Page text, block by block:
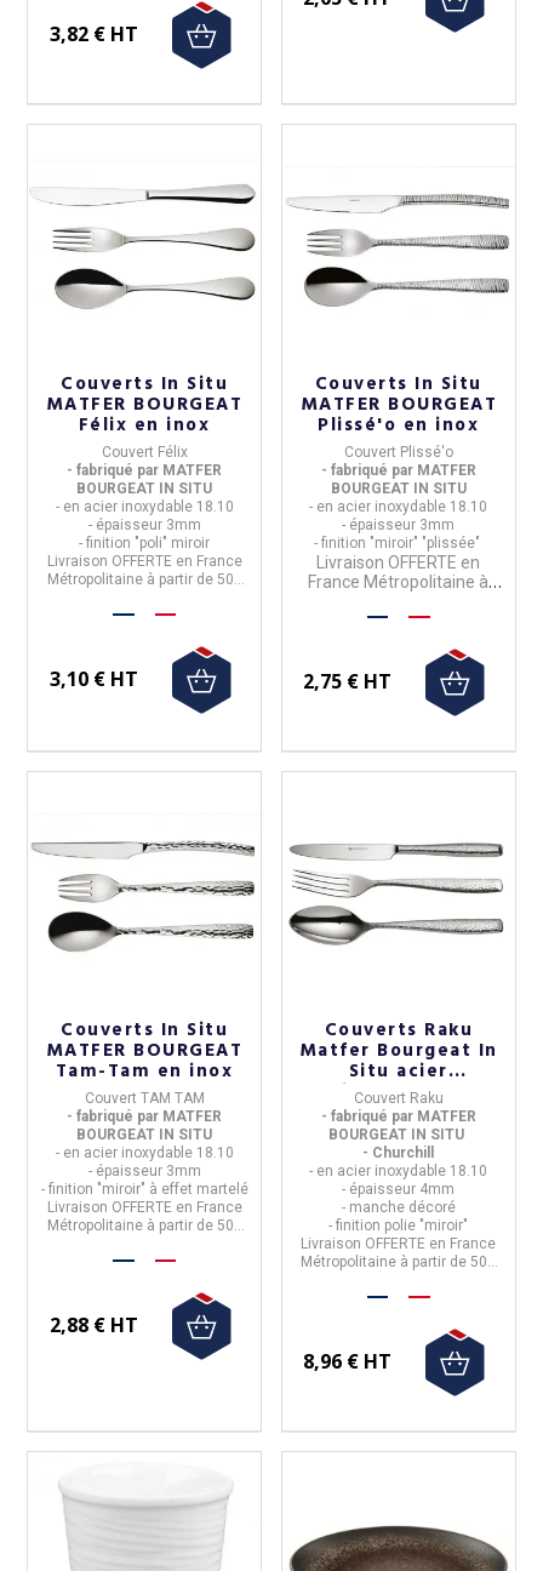
3,82 € HT
Couverts In Situ
MATFER BOURGEAT
Félix en inox
Couvert Félix
- fabriqué par MATFER
BOURGEAT IN SITU
- en acier inoxydable 18.10
- épaisseur 3mm
- finition "poli" miroir
Livraison OFFERTE en France
Métropolitaine à partir de 50€
3,10 € HT
Couverts In Situ
MATFER BOURGEAT
Plissé'o en inox
Couvert Plissé'o
- fabriqué par MATFER
BOURGEAT IN SITU
- en acier inoxydable 18.10
- épaisseur 3mm
- finition "miroir" "plissée"
Livraison OFFERTE en
France Métropolitaine à
2,75 € HT
Couverts In Situ
MATFER BOURGEAT
Tam-Tam en inox
Couvert TAM TAM
- fabriqué par MATFER
BOURGEAT IN SITU
- en acier inoxydable 18.10
- épaisseur 3mm
- finition "miroir" à effet martelé
Livraison OFFERTE en France
Métropolitaine à partir de 50€
2,88 € HT
Couverts Raku
Matfer Bourgeat In
Situ acier
inoxydable
Couvert Raku
- fabriqué par MATFER
BOURGEAT IN SITU
- Churchill
- en acier inoxydable 18.10
- épaisseur 4mm
- manche décoré
- finition polie "miroir"
Livraison OFFERTE en France
Métropolitaine à partir de 50€
8,96 € HT